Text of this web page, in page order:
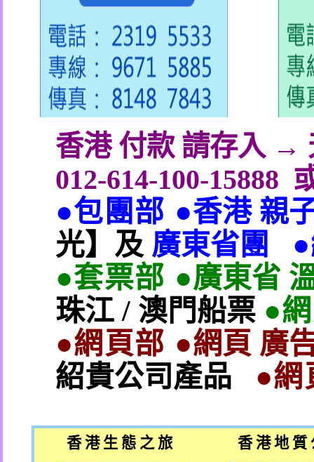
香港 付款 請存入 →
012-614-100-15888
●包團部 ●香港 親
光】及 廣東省團
●套票部 ●廣東省
珠江/ 澳門船票 ●
●網頁部 ●網頁 廣
紹貴公司產品
●網
香 港 生 態 之 旅 香 港 地 質